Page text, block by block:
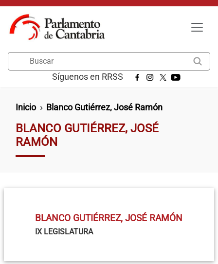
Pasar al contenido principal
Síguenos en RRSS
Ruta de navegación
Inicio Blanco Gutiérrez, José Ramón
BLANCO GUTIÉRREZ, JOSÉ
RAMÓN
BLANCO GUTIÉRREZ, JOSÉ RAMÓN
IX LEGISLATURA